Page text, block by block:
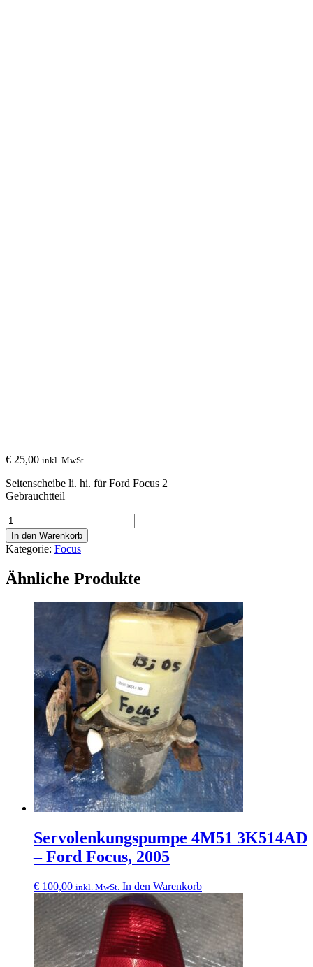
€ 25,00 inkl. MwSt.
Seitenscheibe li. hi. für Ford Focus 2
Gebrauchtteil
Seitenscheibe
li.
hi.
-
Ford
Focus
In den Warenkorb
Kategorie: Focus
Ähnliche Produkte
Servolenkungspumpe 4M51 3K514AD
– Ford Focus, 2005
€ 100,00 inkl. MwSt. In den Warenkorb